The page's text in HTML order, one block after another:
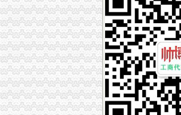
重庆渝北代办工商
重庆市万和房连有
重庆渝北一站式加
重庆内资公司注册
重庆渝北代理商标
渝北区水电建设总
【重庆两江新区核
重庆市渝北区黎明
【重庆渝北区会计